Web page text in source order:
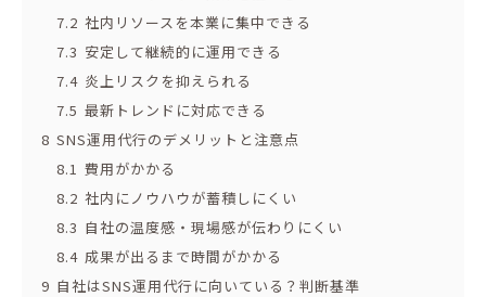
7.2 社内リソースを本業に集中できる
7.3 安定して継続的に運用できる
7.4 炎上リスクを抑えられる
7.5 最新トレンドに対応できる
8 SNS運用代行のデメリットと注意点
8.1 費用がかかる
8.2 社内にノウハウが蓄積しにくい
8.3 自社の温度感・現場感が伝わりにくい
8.4 成果が出るまで時間がかかる
9 自社はSNS運用代行に向いている？判断基準